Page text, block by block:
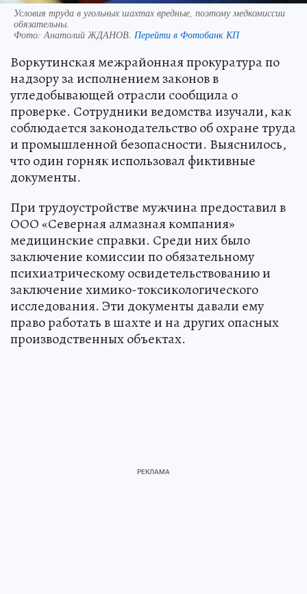
Условия труда в угольных шахтах вредные, поэтому медкомиссии
обязательны.
Фото: Анатолий ЖДАНОВ. Перейти в Фотобанк КП
Воркутинская межрайонная прокуратура по
надзору за исполнением законов в
угледобывающей отрасли сообщила о
проверке. Сотрудники ведомства изучали, как
соблюдается законодательство об охране труда
и промышленной безопасности. Выяснилось,
что один горняк использовал фиктивные
документы.
При трудоустройстве мужчина предоставил в
ООО «Северная алмазная компания»
медицинские справки. Среди них было
заключение комиссии по обязательному
психиатрическому освидетельствованию и
заключение химико-токсикологического
исследования. Эти документы давали ему
право работать в шахте и на других опасных
производственных объектах.